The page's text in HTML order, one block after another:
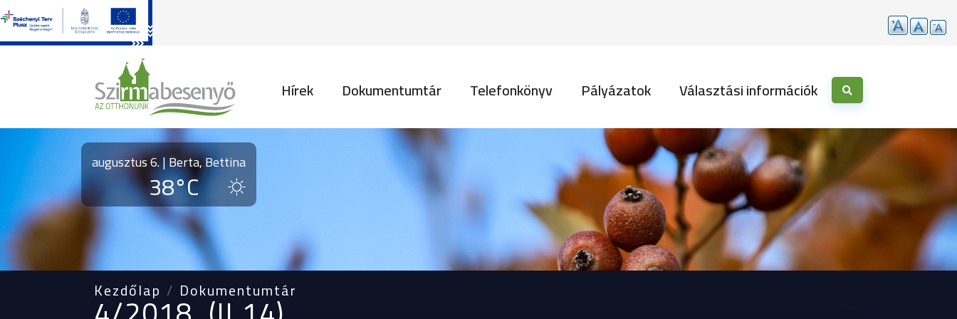
Fő navigáció
Hírek Dokumentumtár Telefonkönyv Pályázatok Választási információk
augusztus 6. | Berta, Bettina
38°C
Kezdőlap Dokumentumtár